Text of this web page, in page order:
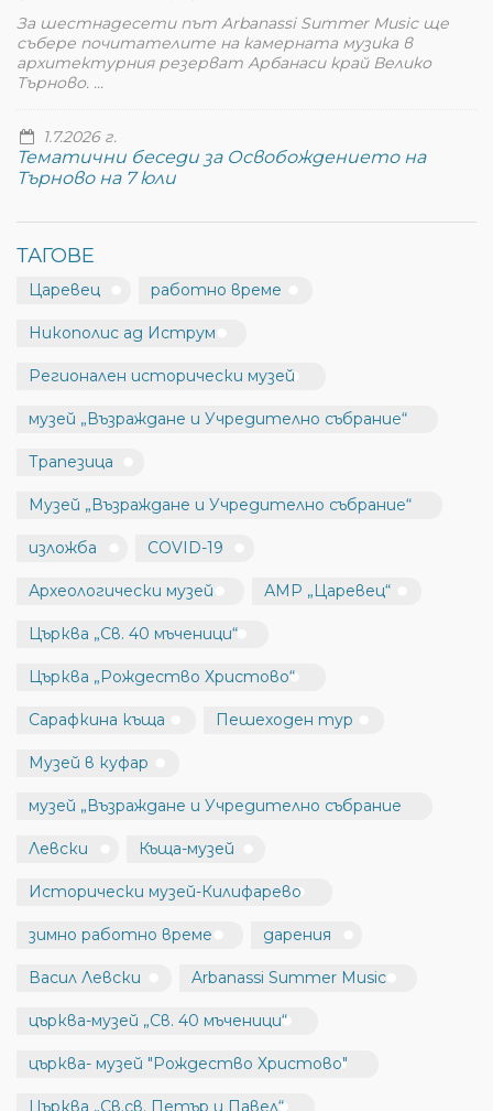
За шестнадесети път Arbanassi Summer Music ще
събере почитателите на камерната музика в
архитектурния резерват Арбанаси край Велико
Търново. ...
1.7.2026 г.
Тематични беседи за Освобождението на
Търново на 7 юли
ТАГОВЕ
Царевец работно време
Никополис ад Иструм
Регионален исторически музей
музей „Възраждане и Учредително събрание“
Трапезица
Музей „Възраждане и Учредително събрание“
изложба COVID-19
Археологически музей АМР „Царевец“
Църква „Св. 40 мъченици“
Църква „Рождество Христово“
Сарафкина къща Пешеходен тур
Музей в куфар
музей „Възраждане и Учредително събрание
Левски Къща-музей
Исторически музей-Килифарево
зимно работно време дарения
Васил Левски Arbanassi Summer Music
църква-музей „Св. 40 мъченици“
църква- музей "Рождество Христово"
Църква „Св.св. Петър и Павел“